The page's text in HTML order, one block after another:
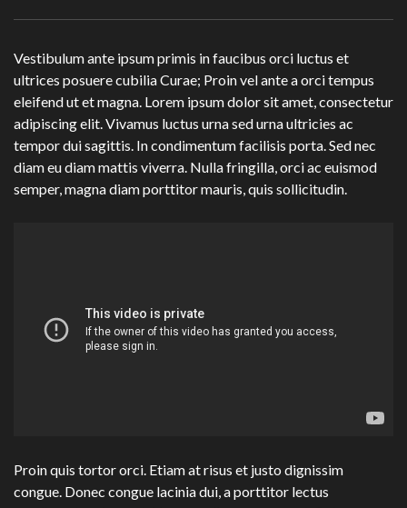
Vestibulum ante ipsum primis in faucibus orci luctus et
ultrices posuere cubilia Curae; Proin vel ante a orci tempus
eleifend ut et magna. Lorem ipsum dolor sit amet, consectetur
adipiscing elit. Vivamus luctus urna sed urna ultricies ac
tempor dui sagittis. In condimentum facilisis porta. Sed nec
diam eu diam mattis viverra. Nulla fringilla, orci ac euismod
semper, magna diam porttitor mauris, quis sollicitudin.
Proin quis tortor orci. Etiam at risus et justo dignissim
congue. Donec congue lacinia dui, a porttitor lectus